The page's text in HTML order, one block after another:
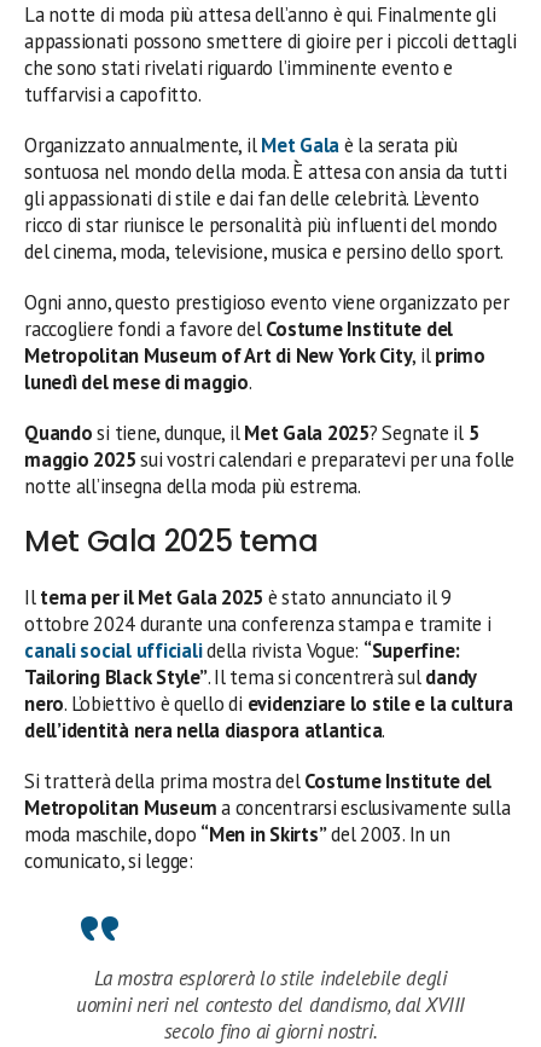
La notte di moda più attesa dell’anno è qui. Finalmente gli
appassionati possono smettere di gioire per i piccoli dettagli
che sono stati rivelati riguardo l’imminente evento e
tuffarvisi a capofitto.
Organizzato annualmente, ilMet Galaè la serata più
sontuosa nel mondo della moda. È attesa con ansia da tutti
gli appassionati di stile e dai fan delle celebrità. L’evento
ricco di star riunisce le personalità più influenti del mondo
del cinema, moda, televisione, musica e persino dello sport.
Ogni anno, questo prestigioso evento viene organizzato per
raccogliere fondi a favore delCostume Institute del
Metropolitan Museum of Art di New York City, ilprimo
lunedì del mese di maggio.
Quandosi tiene, dunque, ilMet Gala 2025? Segnate il5
maggio 2025sui vostri calendari e preparatevi per una folle
notte all’insegna della moda più estrema.
Met Gala 2025 tema
Iltema per il Met Gala 2025 è stato annunciato il 9
ottobre 2024 durante una conferenza stampa e tramite i
canali social ufficialidella rivista Vogue: “Superfine:
Tailoring Black Style”. Il tema si concentrerà suldandy
nero. L’obiettivo è quello di evidenziare lo stile e la cultura
dell’identità nera nella diaspora atlantica.
Si tratterà della prima mostra delCostume Institute del
Metropolitan Museuma concentrarsi esclusivamente sulla
moda maschile, dopo “Men in Skirts”del 2003. In un
comunicato, si legge:
La mostra esplorerà lo stile indelebile degli
uomini neri nel contesto del dandismo, dal XVIII
secolo fino ai giorni nostri.